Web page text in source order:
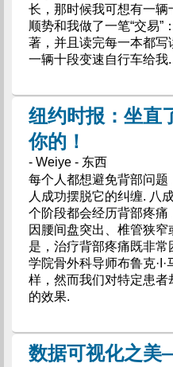
长，那时候我可想有一辆
顺势和我做了一笔“交易”
著，并且读完每一本都
一辆十段变速自行车给我.
纽约时报：坐直
你的！
- Weiye - 东西
每个人都想避免背部问
人成功摆脱它的纠缠. 八
个阶段都会经历背部疼痛
因腰间盘突出、椎管狭
是，治疗背部疼痛既非
学院骨外科导师布鲁克
样，然而我们对特定患
的效果.
数据可视化之美